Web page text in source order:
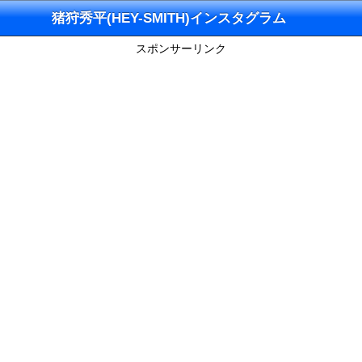
猪狩秀平(HEY-SMITH)インスタグラム
スポンサーリンク